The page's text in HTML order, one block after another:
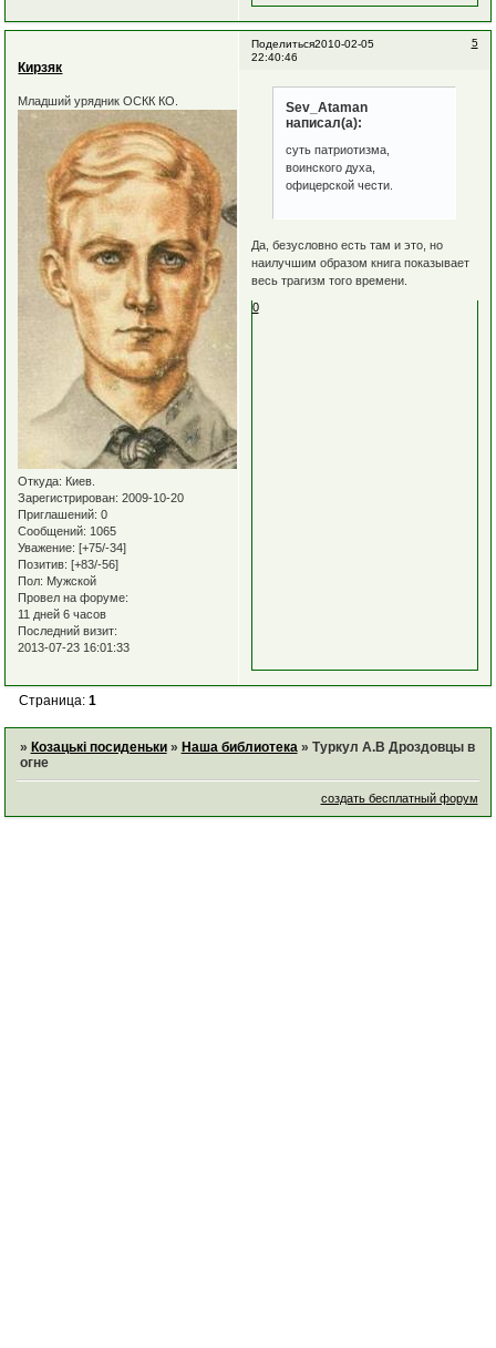
Поделиться 5
2010-02-05
22:40:46
Кирзяк
Младший урядник ОСКК КО.
Откуда: Киев.
Зарегистрирован: 2009-10-20
Приглашений: 0
Сообщений: 1065
Уважение: [+75/-34]
Позитив: [+83/-56]
Пол: Мужской
Провел на форуме:
11 дней 6 часов
Последний визит:
2013-07-23 16:01:33
Sev_Ataman
написал(а):
суть патриотизма,
воинского духа,
офицерской чести.
Да, безусловно есть там и это, но
наилучшим образом книга показывает
весь трагизм того времени.
0
Страница: 1
» Козацькі посиденьки » Наша библиотека » Туркул А.В Дроздовцы в
огне
создать бесплатный форум